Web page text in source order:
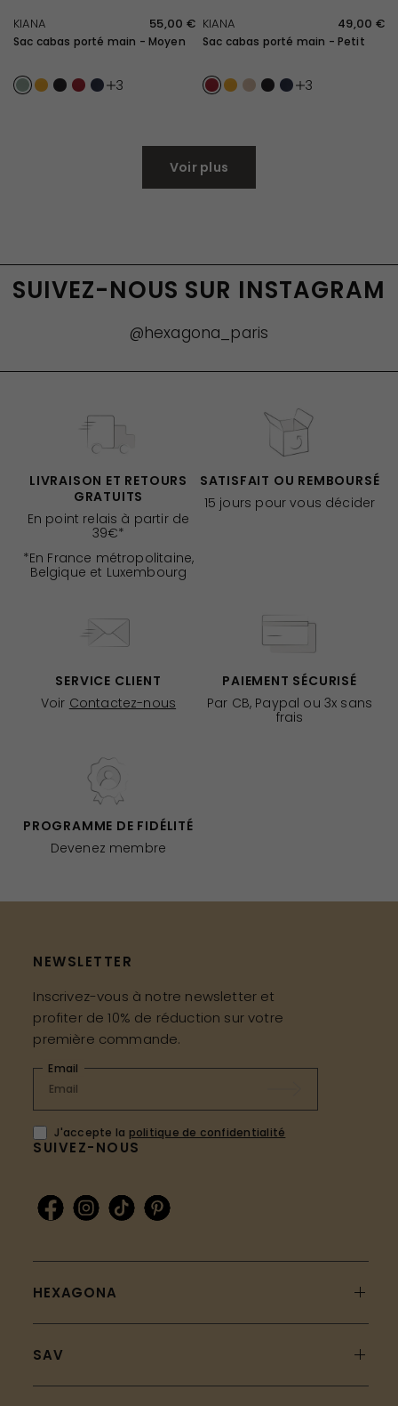
KIANA 55,00 €
Sac cabas porté main - Moyen
Menthe
Jaune
NoirRouge
Marine
3
KIANA 49,00 €
Sac cabas porté main - Petit
Rouge
Jaune
Sable
NoirMarine
3
Voir plus
SUIVEZ-NOUS SUR INSTAGRAM
@hexagona_paris
LIVRAISON ET RETOURS
GRATUITS
En point relais à partir de
39€*
*En France métropolitaine,
Belgique et Luxembourg
SATISFAIT OU REMBOURSÉ
15 jours pour vous décider
SERVICE CLIENT
Voir Contactez-nous
PAIEMENT SÉCURISÉ
Par CB, Paypal ou 3x sans
frais
PROGRAMME DE FIDÉLITÉ
Devenez membre
SUIVEZ-NOUS
HEXAGONA
SAV
NEWSLETTER
Inscrivez-vous à notre newsletter et
profiter de 10% de réduction sur votre
première commande.
Email
J'accepte la politique de confidentialité